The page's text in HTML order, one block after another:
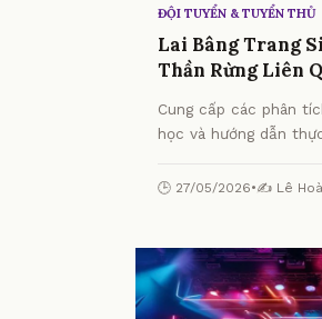
ĐỘI TUYỂN & TUYỂN THỦ
Lai Bâng Trang
Thần Rừng Liên
Cung cấp các phân
học và hướng dẫn
Quân? từ chuyên gia.
🕒 27/05/2026•✍️ Lê